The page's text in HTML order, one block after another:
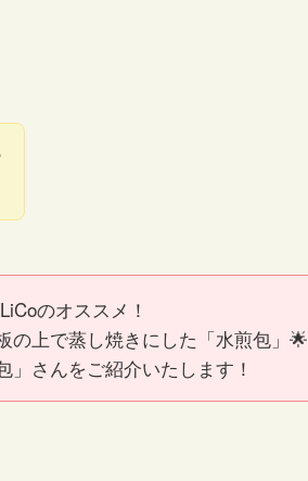
のオススメ！
の上で蒸し焼きにした「水煎包」🌟
」さんをご紹介いたします！